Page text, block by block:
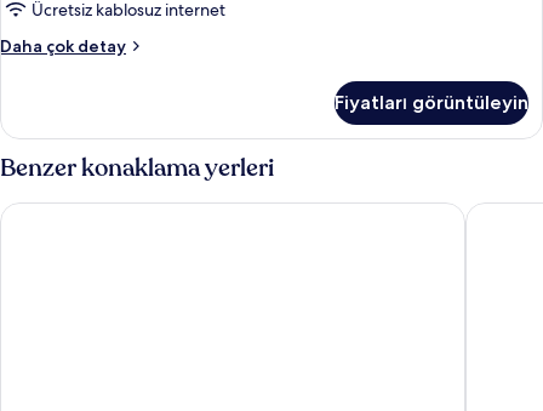
Ücretsiz kablosuz internet
Daha çok detay
Oda
detay
Fiyatları görüntüleyin
Benzer konaklama yerleri
Hilton Vacation Club Ridge on Sedona Hilton